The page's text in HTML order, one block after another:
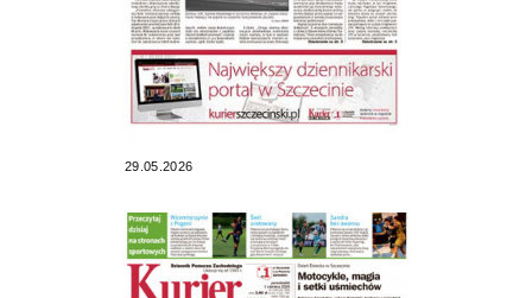
29.05.2026